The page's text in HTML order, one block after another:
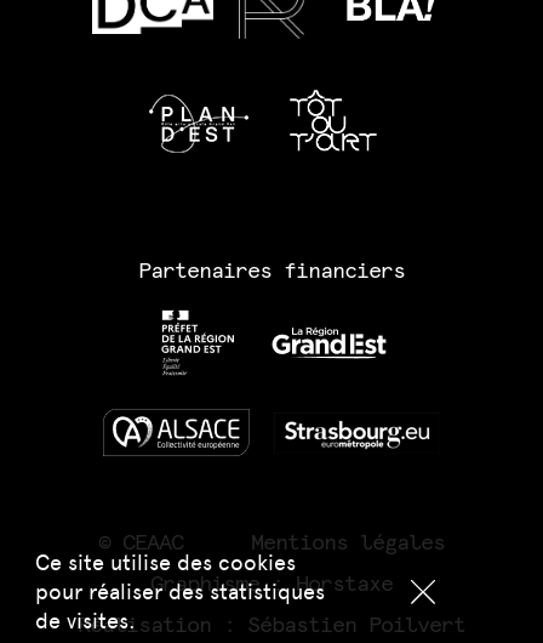
Ce site utilise des cookies
pour réaliser des statistiques
de visites.
Partenaires financiers
© CEAAC
Mentions légales
Graphisme : Horstaxe
Réalisation :
Sébastien Poilvert